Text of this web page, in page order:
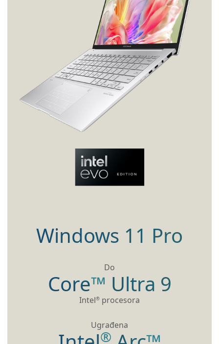
Windows 11 Pro
Do
Core™ Ultra 9
Intel® procesora
Ugrađena
®